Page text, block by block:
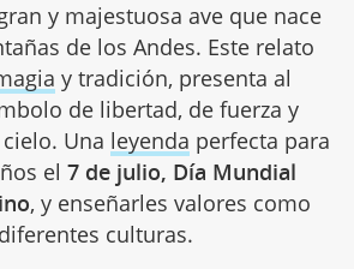
y majestuosa ave que nace
de los Andes. Este relato
y tradición, presenta al
de libertad, de fuerza y
Una leyenda perfecta para
el 7 de julio, Día Mundial
, y enseñarles valores como
culturas.